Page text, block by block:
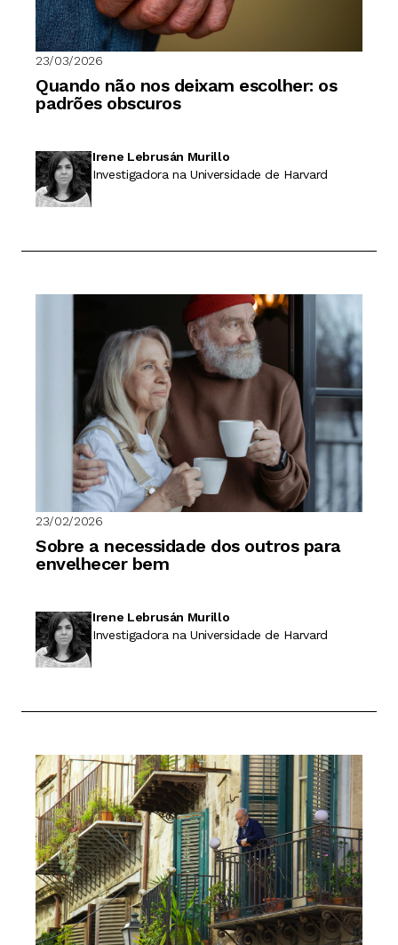
23/03/2026
Quando não nos deixam escolher: os
padrões obscuros
Irene Lebrusán Murillo
Investigadora na Universidade de Harvard
23/02/2026
Sobre a necessidade dos outros para
envelhecer bem
Irene Lebrusán Murillo
Investigadora na Universidade de Harvard